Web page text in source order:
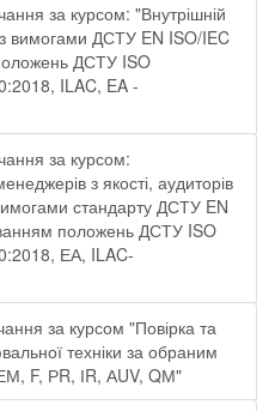
за курсом: "Внутрішній
з вимогами ДСТУ EN ISO/IEC
ДСТУ ISO
ILAC, EA -
за курсом:
з якості, аудиторів
стандарту ДСТУ EN
положень ДСТУ ISO
ЕА, ILAC-
за курсом "Повірка та
техніки за обраним
F, РR, ІR, АUV, QМ"